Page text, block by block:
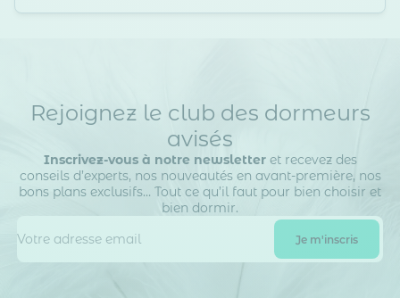
Rejoignez le club des dormeurs
avisés
Inscrivez-vous à notre newsletteret recevez des
conseils d’experts, nos nouveautés en avant-première, nos
bons plans exclusifs… Tout ce qu’il faut pour bien choisir et
bien dormir.